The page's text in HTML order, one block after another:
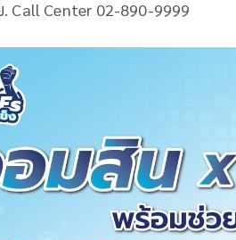
Call Center 02-890-9999